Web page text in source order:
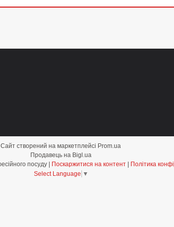
Сайт створений на маркетплейсі Prom.ua
Продавець на Bigl.ua
Поскаржитися на контент
Політика
Select Language ▼